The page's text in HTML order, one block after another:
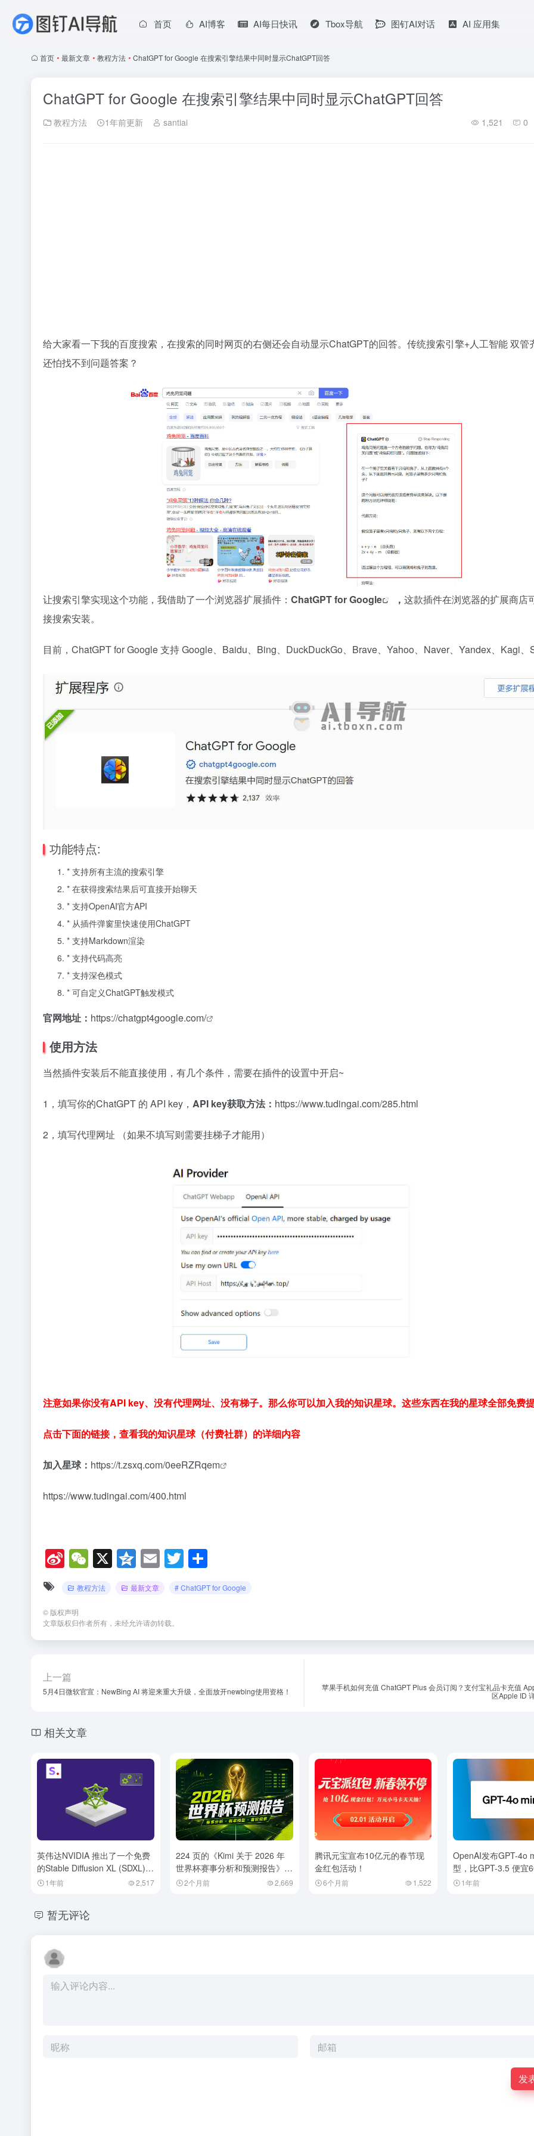
首页 AI博客 AI每日快讯 Tbox导航 图钉AI对话 AI 应用集
首页 • 最新文章 • 教程方法 • ChatGPT for Google 在搜索引擎结果中同时显示ChatGPT回答
ChatGPT for Google 在搜索引擎结果中同时显示ChatGPT回答
教程方法 1年前更新 santiai 1,521 0
给大家看一下我的百度搜索，在搜索的同时网页的右侧还会自动显示ChatGPT的回答。传统搜索引擎+人工智能 双管
还怕找不到问题答案？
让搜索引擎实现这个功能，我借助了一个浏览器扩展插件： ChatGPT for Google ， 这款插件在浏览器的扩展商店
接搜索安装。
目前，ChatGPT for Google 支持 Google、Baidu、Bing、DuckDuckGo、Brave、Yahoo、Naver、Yandex、Kagi、
功能特点:
* 支持所有主流的搜索引擎
* 在获得搜索结果后可直接开始聊天
* 支持OpenAI官方API
* 从插件弹窗里快速使用ChatGPT
* 支持Markdown渲染
* 支持代码高亮
* 支持深色模式
* 可自定义ChatGPT触发模式
官网地址： https://chatgpt4google.com/
使用方法
当然插件安装后不能直接使用，有几个条件，需要在插件的设置中开启~
1，填写你的ChatGPT 的 API key， API key获取方法： https://www.tudingai.com/285.html
2，填写代理网址 （如果不填写则需要挂梯子才能用）
注意如果你没有API key、没有代理网址、没有梯子。那么你可以加入我的知识星球。这些东西在我的星球全部免费
点击下面的链接，查看我的知识星球（付费社群）的详细内容
加入星球： https://t.zsxq.com/0eeRZRqem
https://www.tudingai.com/400.html
Si
n
a
W
ei
b
o
W
e
C
h
at
X Q
z
o
n
e
E
m
ail
T
wi
tt
教程方法 最新文章 # ChatGPT for Google
© 版权声明
文章版权归作者所有，未经允许请勿转载。
上一篇
5月4日微软官宣：NewBing AI 将迎来重大升级，全面放开newbing使用资格！
苹果手机如何充值 ChatGPT Plus 会员订阅？支付宝礼品卡充值
区Apple ID
相关文章
英伟达NVIDIA 推出了一个免费
的Stable Diffusion XL (SDXL)
在线AI绘画网站！
1年前 2,517
224 页的《Kimi 关于 2026 年
世界杯赛事分析和预测报告》AI
预测德国是冠军？
2个月前 2,669
腾讯元宝宣布10亿元的春节现
金红包活动！
6个月前 1,522
OpenAI发布GPT-4o
型，比GPT-3.5 便宜
于 GPT-4
1年前
暂无评论
发